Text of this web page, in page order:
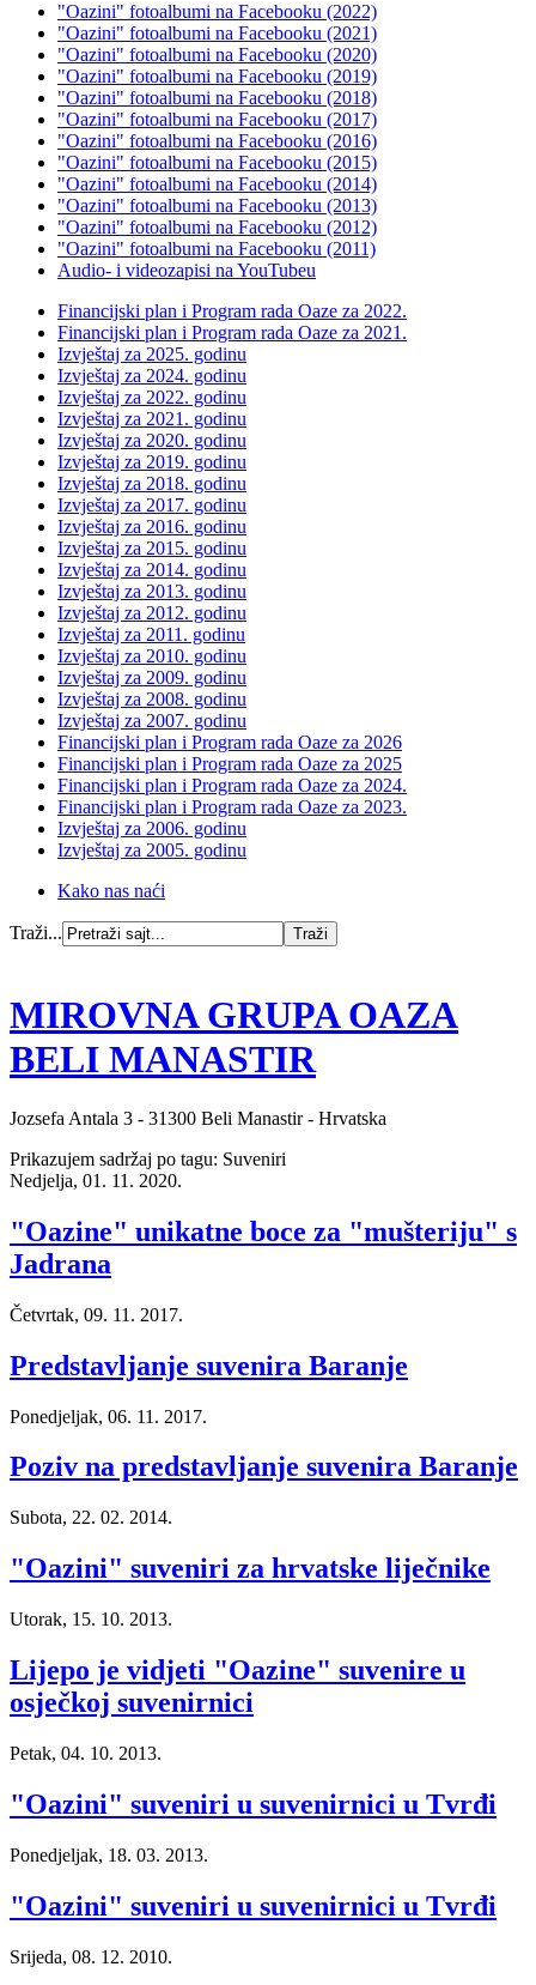
"Oazini" fotoalbumi na Facebooku (2022)
"Oazini" fotoalbumi na Facebooku (2021)
"Oazini" fotoalbumi na Facebooku (2020)
"Oazini" fotoalbumi na Facebooku (2019)
"Oazini" fotoalbumi na Facebooku (2018)
"Oazini" fotoalbumi na Facebooku (2017)
"Oazini" fotoalbumi na Facebooku (2016)
"Oazini" fotoalbumi na Facebooku (2015)
"Oazini" fotoalbumi na Facebooku (2014)
"Oazini" fotoalbumi na Facebooku (2013)
"Oazini" fotoalbumi na Facebooku (2012)
"Oazini" fotoalbumi na Facebooku (2011)
Audio- i videozapisi na YouTubeu
Financijski plan i Program rada Oaze za 2022.
Financijski plan i Program rada Oaze za 2021.
Izvještaj za 2025. godinu
Izvještaj za 2024. godinu
Izvještaj za 2022. godinu
Izvještaj za 2021. godinu
Izvještaj za 2020. godinu
Izvještaj za 2019. godinu
Izvještaj za 2018. godinu
Izvještaj za 2017. godinu
Izvještaj za 2016. godinu
Izvještaj za 2015. godinu
Izvještaj za 2014. godinu
Izvještaj za 2013. godinu
Izvještaj za 2012. godinu
Izvještaj za 2011. godinu
Izvještaj za 2010. godinu
Izvještaj za 2009. godinu
Izvještaj za 2008. godinu
Izvještaj za 2007. godinu
Financijski plan i Program rada Oaze za 2026
Financijski plan i Program rada Oaze za 2025
Financijski plan i Program rada Oaze za 2024.
Financijski plan i Program rada Oaze za 2023.
Izvještaj za 2006. godinu
Izvještaj za 2005. godinu
Kako nas naći
Traži...
MIROVNA GRUPA OAZA
BELI MANASTIR
Jozsefa Antala 3 - 31300 Beli Manastir - Hrvatska
Prikazujem sadržaj po tagu: Suveniri
Nedjelja, 01. 11. 2020.
"Oazine" unikatne boce za "mušteriju" s
Jadrana
Četvrtak, 09. 11. 2017.
Predstavljanje suvenira Baranje
Ponedjeljak, 06. 11. 2017.
Poziv na predstavljanje suvenira Baranje
Subota, 22. 02. 2014.
"Oazini" suveniri za hrvatske liječnike
Utorak, 15. 10. 2013.
Lijepo je vidjeti "Oazine" suvenire u
osječkoj suvenirnici
Petak, 04. 10. 2013.
"Oazini" suveniri u suvenirnici u Tvrđi
Ponedjeljak, 18. 03. 2013.
"Oazini" suveniri u suvenirnici u Tvrđi
Srijeda, 08. 12. 2010.